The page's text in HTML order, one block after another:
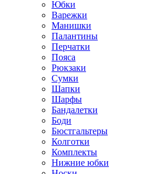
Юбки
Варежки
Манишки
Палантины
Перчатки
Пояса
Рюкзаки
Сумки
Шапки
Шарфы
Бандалетки
Боди
Бюстгальтеры
Колготки
Комплекты
Нижние юбки